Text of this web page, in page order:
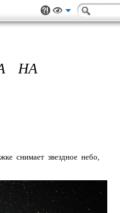
НА
снимает звездное небо,